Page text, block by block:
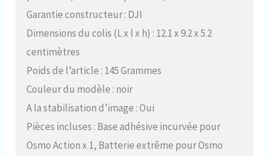
Garantie constructeur : DJI
Dimensions du colis (L x l x h) : 12.1 x 9.2 x 5.2
centimètres
Poids de l’article : 145 Grammes
Couleur du modèle : noir
A la stabilisation d’image : Oui
Pièces incluses : Base adhésive incurvée pour
Osmo Action x 1, Batterie extrême pour Osmo